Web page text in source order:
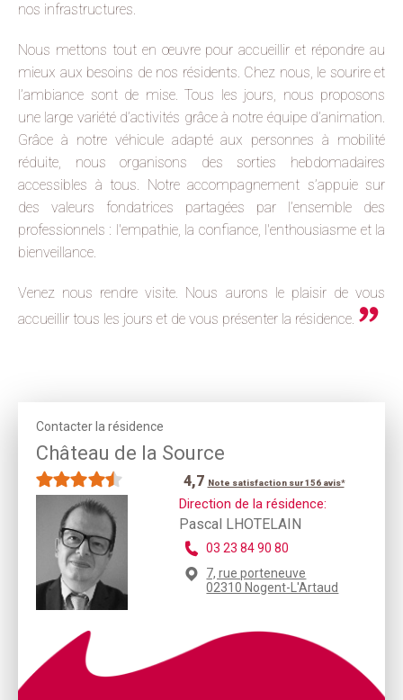
nos infrastructures.
Nous mettons tout en œuvre pour accueillir et répondre au
mieux aux besoins de nos résidents. Chez nous, le sourire et
l’ambiance sont de mise. Tous les jours, nous proposons
une large variété d’activités grâce à notre équipe d’animation.
Grâce à notre véhicule adapté aux personnes à mobilité
réduite, nous organisons des sorties hebdomadaires
accessibles à tous. Notre accompagnement s’appuie sur
des valeurs fondatrices partagées par l’ensemble des
professionnels : l'empathie, la confiance, l'enthousiasme et la
bienveillance.
Venez nous rendre visite. Nous aurons le plaisir de vous
accueillir tous les jours et de vous présenter la résidence.
Contacter la résidence
Château de la Source
4,7 Note satisfaction sur 156 avis*
Direction de la résidence:
Pascal LHOTELAIN
03 23 84 90 80
7, rue porteneuve
02310 Nogent-L'Artaud